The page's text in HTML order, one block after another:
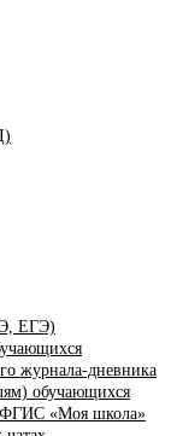
ЕГЭ)
журнала‑дневника
обучающихся
ФГИС «Моя школа»